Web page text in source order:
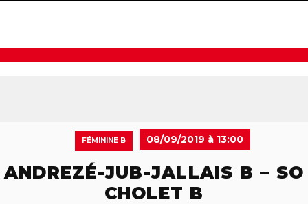
FÉMININE B 08/09/2019 à 13:00
ANDREZÉ-JUB-JALLAIS B – SO
CHOLET B